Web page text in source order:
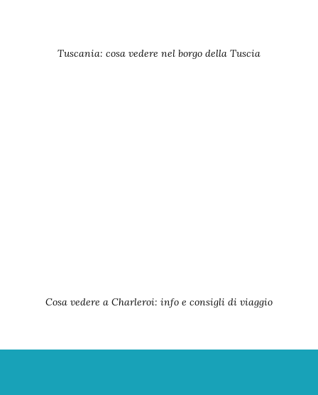
Tuscania: cosa vedere nel borgo della Tuscia
Cosa vedere a Charleroi: info e consigli di viaggio